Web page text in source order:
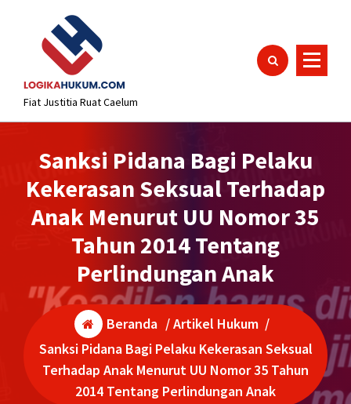
Fiat Justitia Ruat Caelum
Sanksi Pidana Bagi Pelaku
Kekerasan Seksual Terhadap
Anak Menurut UU Nomor 35
Tahun 2014 Tentang
Perlindungan Anak
Beranda /Artikel Hukum/
Sanksi Pidana Bagi Pelaku Kekerasan Seksual
Terhadap Anak Menurut UU Nomor 35 Tahun
2014 Tentang Perlindungan Anak